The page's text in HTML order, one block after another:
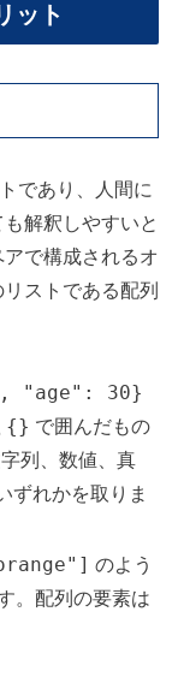
ット
であり、人間に
解釈しやすいと
で構成されるオ
ストである配列
"age": 30}
{} で囲んだもの
列、数値、真
ずれかを取りま
のよう
。配列の要素は